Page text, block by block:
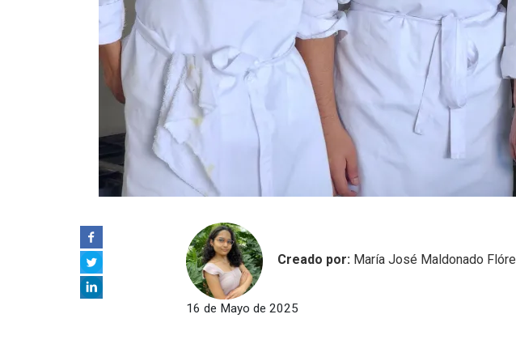
Creado por: María José Maldonado
16 de Mayo de 2025